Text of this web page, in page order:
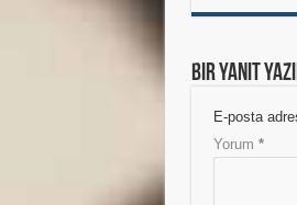
Bir yanıt
E-posta
Yorum *